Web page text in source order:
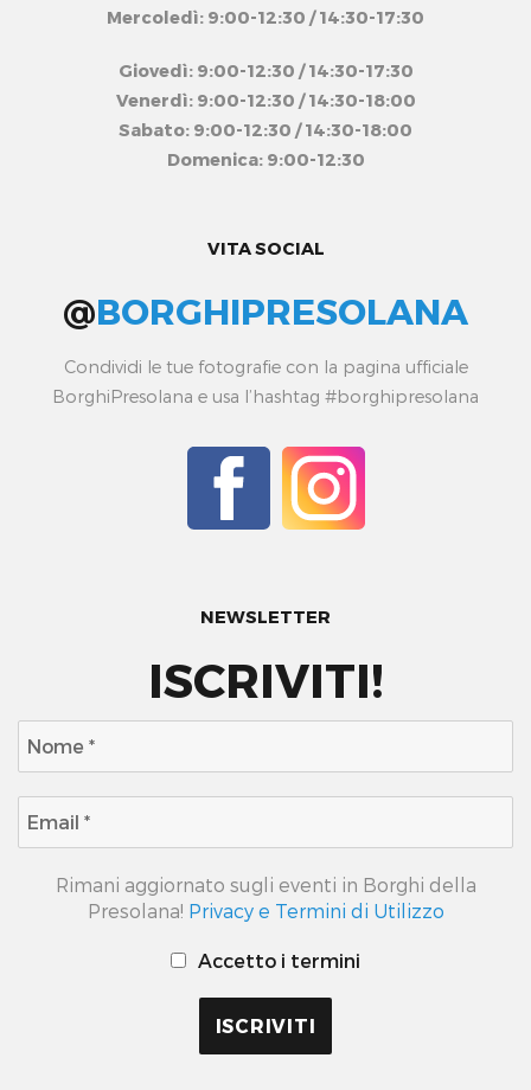
Mercoledì: 9:00-12:30 / 14:30-17:30
Giovedì: 9:00-12:30 / 14:30-17:30
Venerdì: 9:00-12:30 / 14:30-18:00
Sabato: 9:00-12:30 / 14:30-18:00
Domenica: 9:00-12:30
VITA SOCIAL
@BORGHIPRESOLANA
Condividi le tue fotografie con la pagina ufficiale
BorghiPresolana e usa l’hashtag #borghipresolana
NEWSLETTER
ISCRIVITI!
Rimani aggiornato sugli eventi in Borghi della
Presolana! Privacy e Termini di Utilizzo
Accetto i termini